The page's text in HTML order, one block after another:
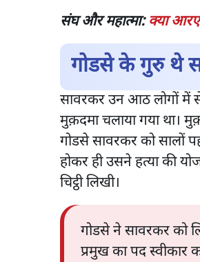
संघ और महात्मा:क्या
गोडसे के गुरु थे
सावरकर उन आठ लोगों में
मुक़दमा चलाया गया था।
गोडसे सावरकर को सालों
होकर ही उसने हत्या की
चिट्ठी लिखी।
गोडसे ने सावरकर को
प्रमुख का पद